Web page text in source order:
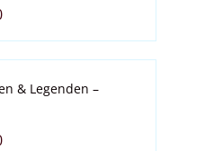
& Legenden –